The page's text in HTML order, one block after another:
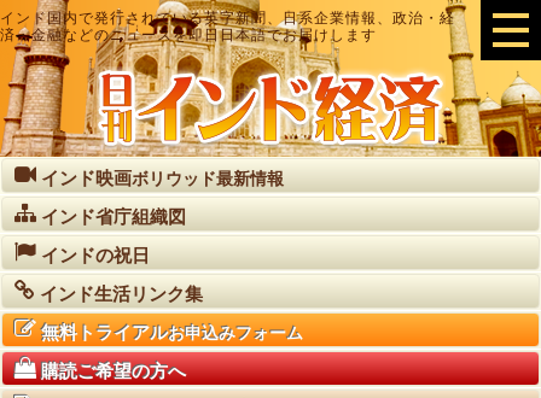
インド国内で発行されている英字新聞、日系企業情報、政治・経
済・金融などのニュースを即日日本語でお届けします
インド映画ボリウッド最新情報
インド省庁組織図
インドの祝日
インド生活リンク集
無料トライアルお申込みフォーム
購読ご希望の方へ